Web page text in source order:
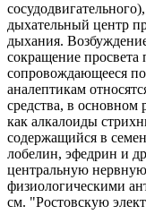
дыхательный центр
дыхания.
сокращение просвета
сопровождающееся
аналептикам
средства, в основном
как алкалоиды
содержащийся в
лобелин, эфедрин и
центральную
физиологическими
см. "Ростовскую